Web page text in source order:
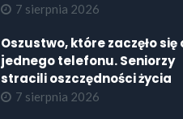
7 sierpnia 2026
Oszustwo, które zaczęło się
jednego telefonu. Seniorzy
stracili oszczędności życia
7 sierpnia 2026